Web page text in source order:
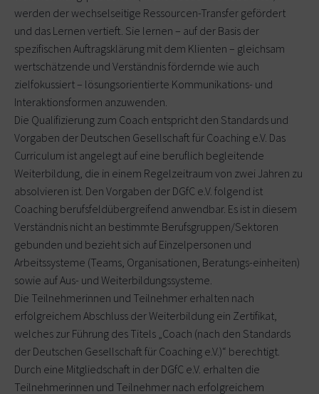
werden der wechselseitige Ressourcen-Transfer gefördert
und das Lernen vertieft. Sie lernen – auf der Basis der
spezifischen Auftragsklärung mit dem Klienten – gleichsam
wertschätzende und Verständnis fördernde wie auch
zielfokussiert – lösungsorientierte Kommunikations- und
Interaktionsformen anzuwenden.
Die Qualifizierung zum Coach entspricht den Standards und
Vorgaben der Deutschen Gesellschaft für Coaching e.V. Das
Curriculum ist angelegt auf eine beruflich begleitende
Weiterbildung, die in einem Regelzeitraum von zwei Jahren zu
absolvieren ist. Den Vorgaben der DGfC e.V. folgend ist
Coaching berufsfeldübergreifend anwendbar. Es ist in diesem
Verständnis nicht an bestimmte Berufsgruppen/Sektoren
gebunden und bezieht sich auf Einzelpersonen und
Arbeitssysteme (Teams, Organisationen, Beratungs-einheiten)
sowie auf Aus- und Weiterbildungssysteme.
Die Teilnehmerinnen und Teilnehmer erhalten nach
erfolgreichem Abschluss der Weiterbildung ein Zertifikat,
welches zur Führung des Titels „Coach (nach den Standards
der Deutschen Gesellschaft für Coaching e.V.)“ berechtigt.
Durch eine Mitgliedschaft in der DGfC e.V. erhalten die
Teilnehmerinnen und Teilnehmer nach erfolgreichem